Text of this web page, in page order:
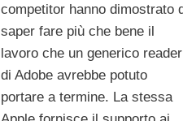
competitor hanno dimostrato
saper fare più che bene il
lavoro che un generico reader
di Adobe avrebbe potuto
portare a termine. La stessa